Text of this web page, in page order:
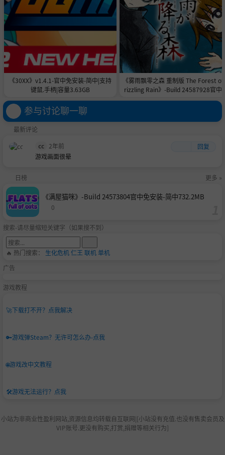
《30XX》v1.4.1-官中免安装-简中|支持
键鼠.手柄|容量3.63GB
《雾雨飘零之森 重制版 The Forest of
rizzling Rain》-Build 24587928官中
参与讨论聊一聊
最新评论
cc 2年前
回复
游戏画面很晕
日榜 更多 »
《满屋猫咪》-Build 24573804官中免安装-简中732.2MB
0
搜索-请尽量缩短关键字（如果搜不到）
🔥 热门搜索： 生化危机仁王 联机单机
广告
游戏教程
🚀下载打不开？点我解决
🔑游戏弹Steam？无许可怎么办-点我
🌐游戏改中文教程
🛠️游戏无法运行？点我
小站为非商业性盈利网站,资源信息均转载自互联网|[小站没有充值.也没有售卖会员及
VIP账号.更没有购买,打赏,捐赠等相关行为]